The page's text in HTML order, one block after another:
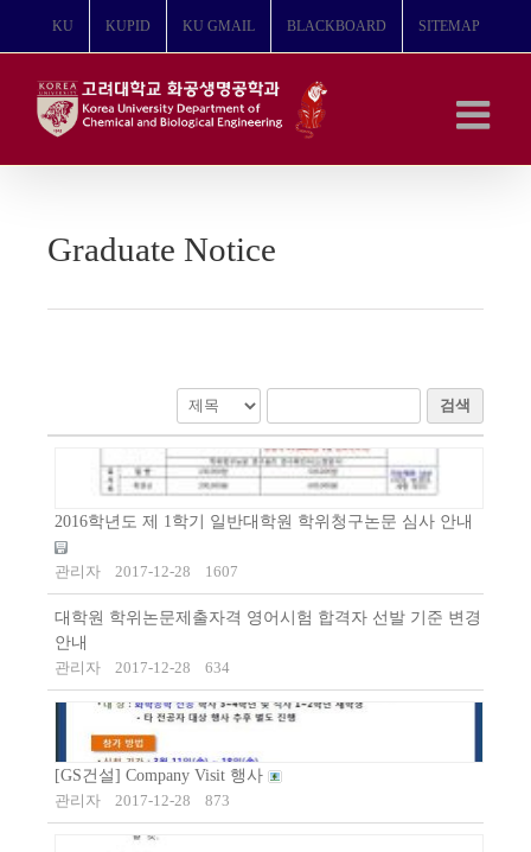
뛰
KU KUPID KU GMAIL BLACKBOARD SITEMAP
Graduate Notice
검색
2016학년도 제 1학기 일반대학원 학위청구논문 심사 안내
관리자 2017-12-28 1607
대학원 학위논문제출자격 영어시험 합격자 선발 기준 변경
안내
관리자
2017-12-28 634
[GS건설] Company Visit 행사
관리자
2017-12-28 873